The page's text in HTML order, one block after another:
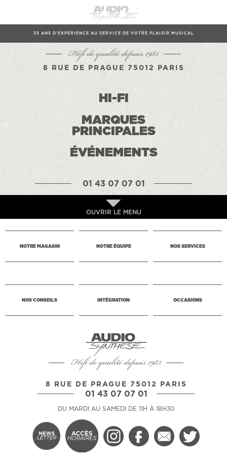
35 ANS D'EXPÉRIENCE AU SERVICE DE VOTRE PLAISIR MUSICAL
Hifi de qualité depuis 1983
8 RUE DE PRAGUE 75012 PARIS
HI-FI
MARQUES
PRINCIPALES
ÉVÉNEMENTS
01 43 07 07 01
OUVRIR LE MENU
NOTRE MAGASIN NOTRE ÉQUIPE NOS SERVICES
NOS CONSEILS INTÉGRATION OCCASIONS
Hifi de qualité depuis 1983
8 RUE DE PRAGUE 75012 PARIS
01 43 07 07 01
DU MARDI AU SAMEDI DE 11H À 18H30